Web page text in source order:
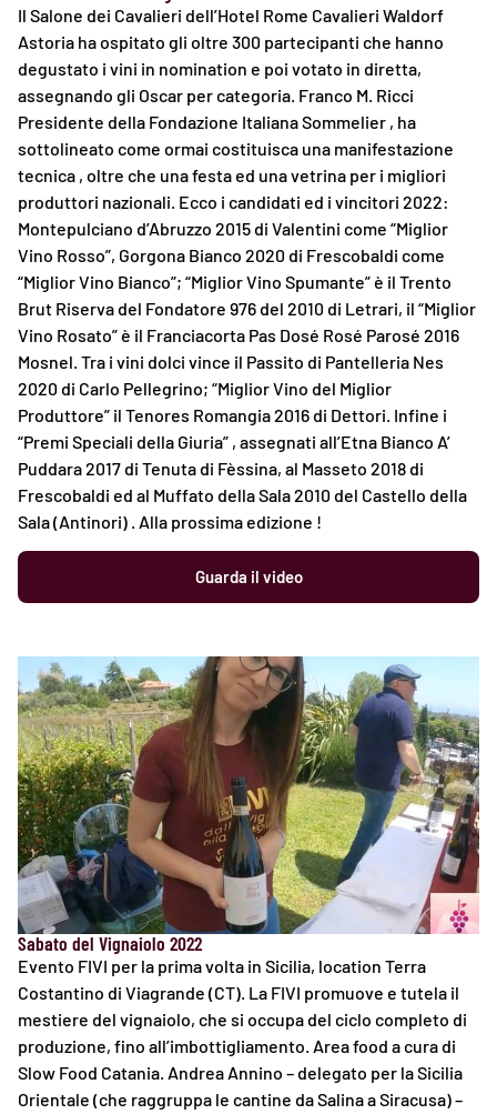
Il Salone dei Cavalieri dell’Hotel Rome Cavalieri Waldorf
Astoria ha ospitato gli oltre 300 partecipanti che hanno
degustato i vini in nomination e poi votato in diretta,
assegnando gli Oscar per categoria. Franco M. Ricci
Presidente della Fondazione Italiana Sommelier , ha
sottolineato come ormai costituisca una manifestazione
tecnica , oltre che una festa ed una vetrina per i migliori
produttori nazionali. Ecco i candidati ed i vincitori 2022:
Montepulciano d’Abruzzo 2015 di Valentini come “Miglior
Vino Rosso”, Gorgona Bianco 2020 di Frescobaldi come
“Miglior Vino Bianco”; “Miglior Vino Spumante” è il Trento
Brut Riserva del Fondatore 976 del 2010 di Letrari, il “Miglior
Vino Rosato” è il Franciacorta Pas Dosé Rosé Parosé 2016
Mosnel. Tra i vini dolci vince il Passito di Pantelleria Nes
2020 di Carlo Pellegrino; “Miglior Vino del Miglior
Produttore” il Tenores Romangia 2016 di Dettori. Infine i
“Premi Speciali della Giuria” , assegnati all’Etna Bianco A’
Puddara 2017 di Tenuta di Fèssina, al Masseto 2018 di
Frescobaldi ed al Muffato della Sala 2010 del Castello della
Sala (Antinori) . Alla prossima edizione !
Guarda il video
Sabato del Vignaiolo 2022
Evento FIVI per la prima volta in Sicilia, location Terra
Costantino di Viagrande (CT). La FIVI promuove e tutela il
mestiere del vignaiolo, che si occupa del ciclo completo di
produzione, fino all’imbottigliamento. Area food a cura di
Slow Food Catania. Andrea Annino – delegato per la Sicilia
Orientale (che raggruppa le cantine da Salina a Siracusa) –